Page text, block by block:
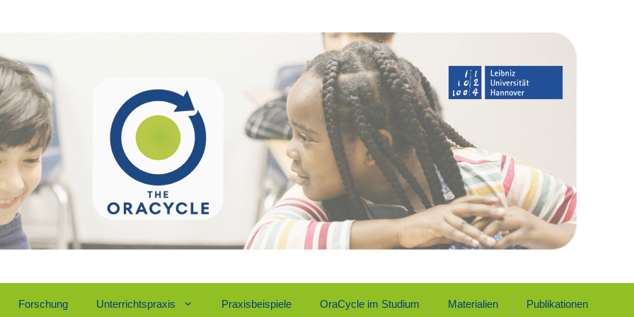
For­schung Unter­richts­pra­xis Pra­xis­bei­spie­le Ora­Cy­cle im Stu­di­um Mate­ria­li­en Publi­ka­tio­nen